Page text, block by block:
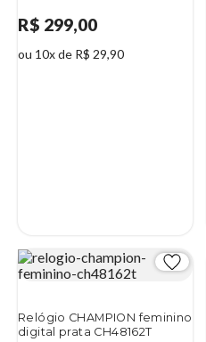
R$ 299,00
ou 10x de R$ 29,90
Relógio CHAMPION feminino
digital prata CH48162T